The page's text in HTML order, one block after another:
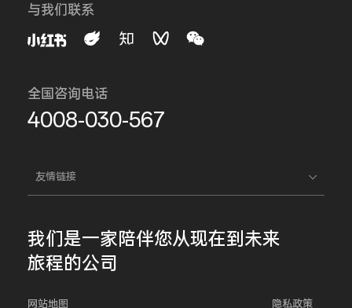
与我们联系
全国咨询电话
4008-030-567
友情链接
我们是一家陪伴您从现在到未来
旅程的公司
网站地图 隐私政策